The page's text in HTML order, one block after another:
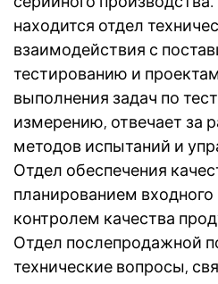
находится отдел
взаимодействия с
тестированию и
выполнения задач по
измерению, отвечает за
методов испытаний и
Отдел обеспечения
планированием входного
контролем качества
Отдел послепродажной
технические вопросы,